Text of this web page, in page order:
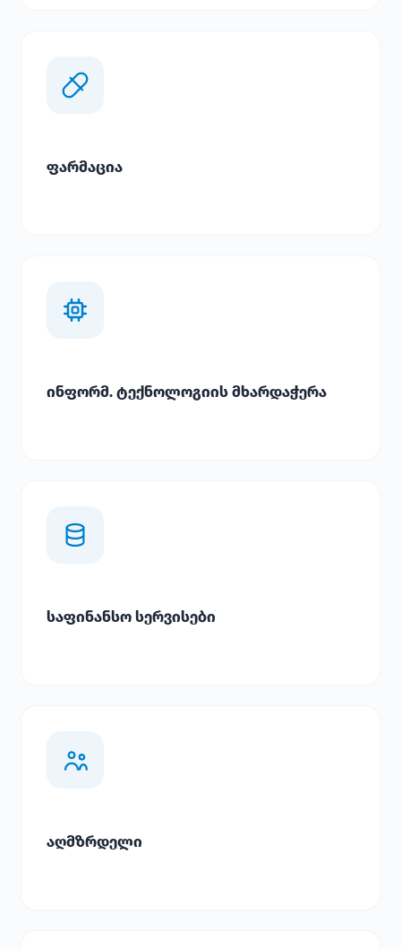
ფარმაცია
ინფორმ. ტექნოლოგიის მხარდაჭერა
საფინანსო სერვისები
აღმზრდელი